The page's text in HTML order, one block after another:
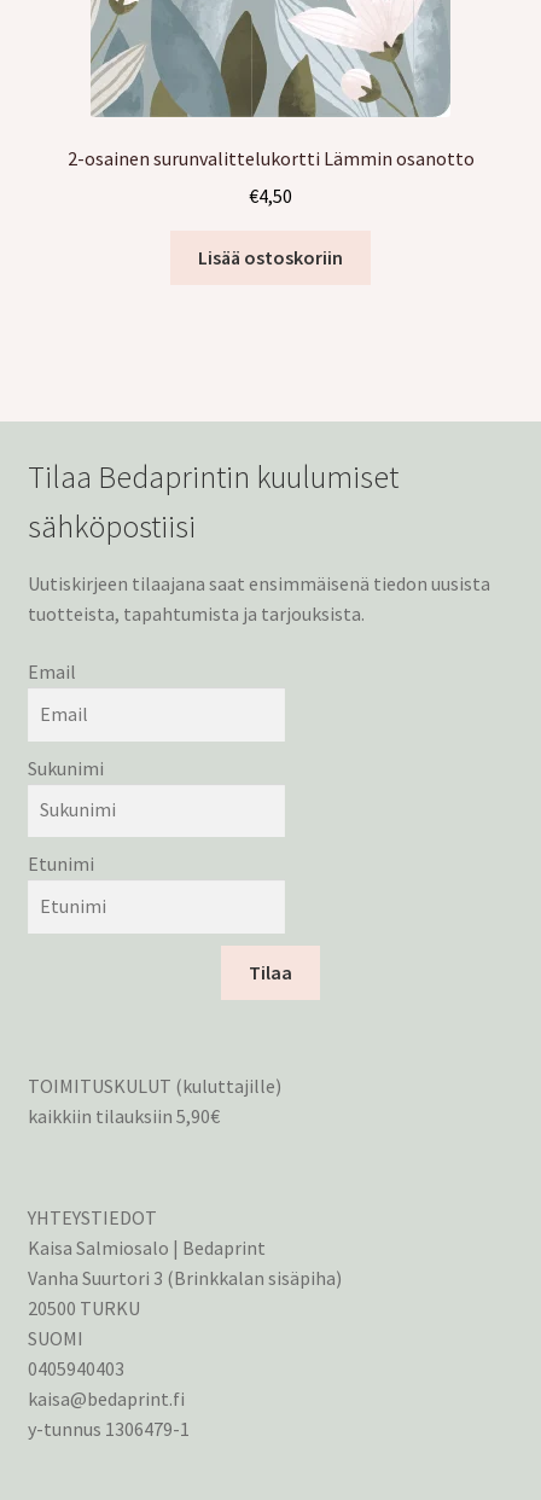
2-osainen surunvalittelukortti Lämmin osanotto
€4,50
Lisää ostoskoriin
Tilaa Bedaprintin kuulumiset
sähköpostiisi
Uutiskirjeen tilaajana saat ensimmäisenä tiedon uusista
tuotteista, tapahtumista ja tarjouksista.
Email
Sukunimi
Etunimi
Tilaa
TOIMITUSKULUT (kuluttajille)
kaikkiin tilauksiin 5,90€
YHTEYSTIEDOT
Kaisa Salmiosalo | Bedaprint
Vanha Suurtori 3 (Brinkkalan sisäpiha)
20500 TURKU
SUOMI
0405940403
kaisa@bedaprint.fi
y-tunnus 1306479-1